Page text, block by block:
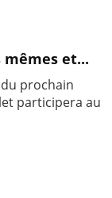
et...
prochain
participera au